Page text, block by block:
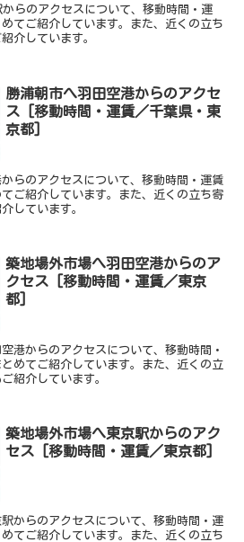
からのアクセスについて、移動時間・運
てご紹介しています。また、近くの立ち
介しています。
勝浦朝市へ羽田空港からのアクセ
ス [移動時間・運賃／千葉県・東
京都]
らのアクセスについて、移動時間・運賃
ご紹介しています。また、近くの立ち寄
しています。
築地場外市場へ羽田空港からのア
クセス [移動時間・運賃／東京
都]
港からのアクセスについて、移動時間・
めてご紹介しています。また、近くの立
紹介しています。
築地場外市場へ東京駅からのアク
セス [移動時間・運賃／東京都]
からのアクセスについて、移動時間・運
てご紹介しています。また、近くの立ち